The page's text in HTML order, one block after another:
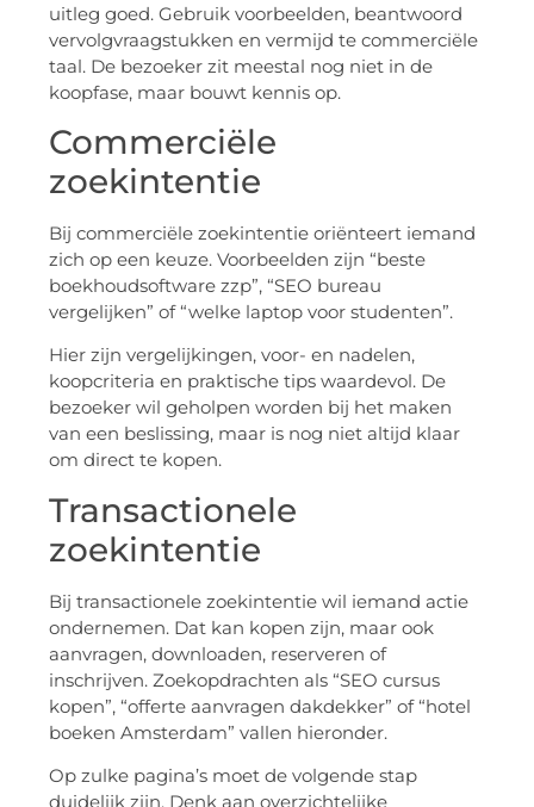
uitleg goed. Gebruik voorbeelden, beantwoord
vervolgvraagstukken en vermijd te commerciële
taal. De bezoeker zit meestal nog niet in de
koopfase, maar bouwt kennis op.
Commerciële
zoekintentie
Bij commerciële zoekintentie oriënteert iemand
zich op een keuze. Voorbeelden zijn “beste
boekhoudsoftware zzp”, “SEO bureau
vergelijken” of “welke laptop voor studenten”.
Hier zijn vergelijkingen, voor- en nadelen,
koopcriteria en praktische tips waardevol. De
bezoeker wil geholpen worden bij het maken
van een beslissing, maar is nog niet altijd klaar
om direct te kopen.
Transactionele
zoekintentie
Bij transactionele zoekintentie wil iemand actie
ondernemen. Dat kan kopen zijn, maar ook
aanvragen, downloaden, reserveren of
inschrijven. Zoekopdrachten als “SEO cursus
kopen”, “offerte aanvragen dakdekker” of “hotel
boeken Amsterdam” vallen hieronder.
Op zulke pagina’s moet de volgende stap
duidelijk zijn. Denk aan overzichtelijke